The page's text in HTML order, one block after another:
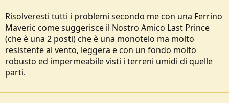
Risolveresti tutti i problemi secondo me con una Ferrino
Maveric come suggerisce il Nostro Amico Last Prince
(che è una 2 posti) che è una monotelo ma molto
resistente al vento, leggera e con un fondo molto
robusto ed impermeabile visti i terreni umidi di quelle
parti.